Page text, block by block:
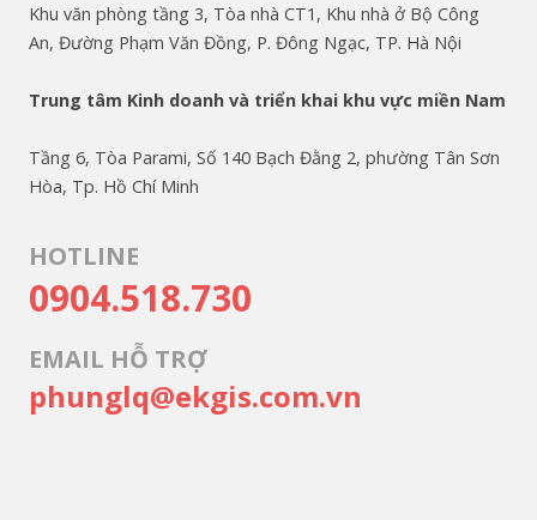
Khu văn phòng tầng 3, Tòa nhà CT1, Khu nhà ở Bộ Công
An, Đường Phạm Văn Đồng, P. Đông Ngạc, TP. Hà Nội
Trung tâm Kinh doanh và triển khai khu vực miền Nam
Tầng 6, Tòa Parami, Số 140 Bạch Đằng 2, phường Tân Sơn
Hòa, Tp. Hồ Chí Minh
HOTLINE
0904.518.730
EMAIL HỖ TRỢ
phunglq@ekgis.com.vn